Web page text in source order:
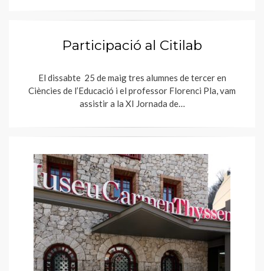
Participació al Citilab
El dissabte 25 de maig tres alumnes de tercer en
Ciències de l’Educació i el professor Florenci Pla, vam
assistir a la XI Jornada de…